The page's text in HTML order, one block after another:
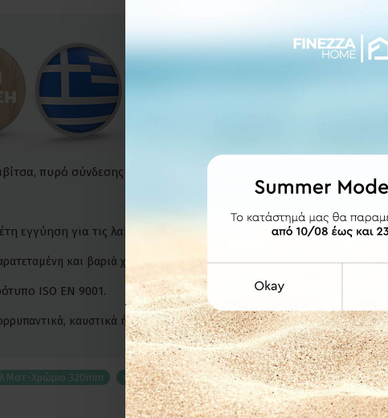
πυρό σύνδεσης και βίδες για προσαρμογή της στο έπιπλό σας.
εγγύηση για τις λαβίτσες της.
και βαριά χρήση. Ενδύκνυνται για επαγγελματικούς χώρους
ISO EN 9001.
καυστικά ή χλωριούχα υγρά για τον καθαρισμό των
Ματ-Χρώμιο 320mm 05.72-320 Λαβίτσες Επίπλων